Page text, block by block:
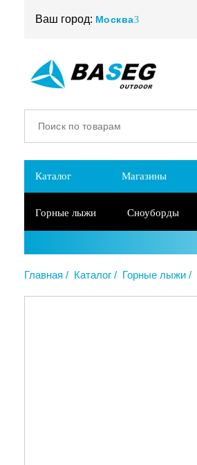
Ваш город: Москва
Каталог Магазины
Горные лыжи Сноуборды
Главная Каталог Горные лыжи